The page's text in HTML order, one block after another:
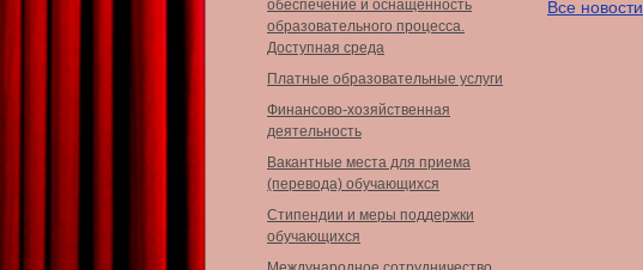
обеспечение и оснащенность
образовательного процесса.
Доступная среда
Платные образовательные услуги
Финансово-хозяйственная
деятельность
Вакантные места для приема
(перевода) обучающихся
Стипендии и меры поддержки
обучающихся
Все новости